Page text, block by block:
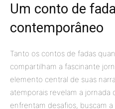
Um conto de
contemporâneo
Tanto os contos de fadas
compartilham a fascinante
elemento central de suas
atemporais revelam a jornada
enfrentam desafios, buscam